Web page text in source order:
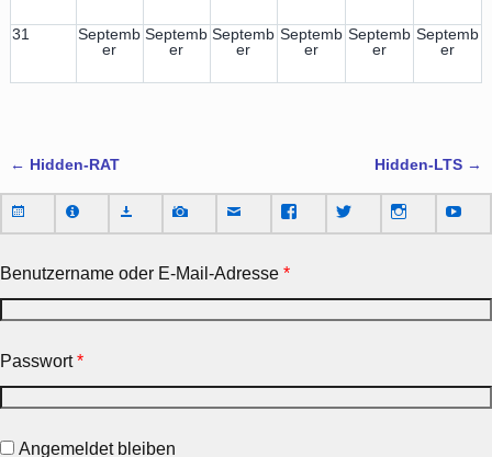
31
Septemb
er
Septemb
er
Septemb
er
Septemb
er
Septemb
er
Septemb
er
Artikelnavigation
← Hidden-RAT Hidden-LTS →
Benutzername oder E-Mail-Adresse *
Passwort*
Angemeldet bleiben